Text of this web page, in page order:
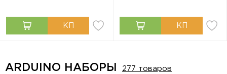
ARDUINO НАБОРЫ 277 товаров